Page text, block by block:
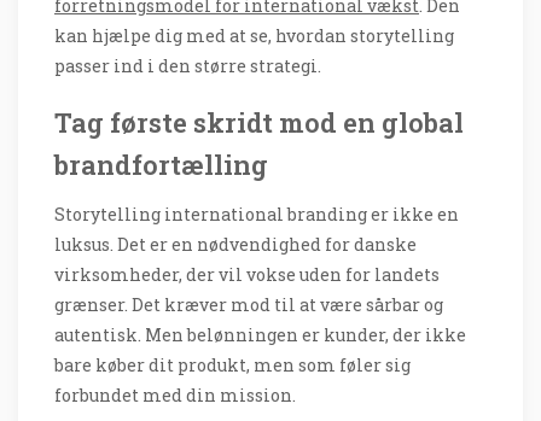
forretningsmodel for international vækst . Den
kan hjælpe dig med at se, hvordan storytelling
passer ind i den større strategi.
Tag første skridt mod en global
brandfortælling
Storytelling international branding er ikke en
luksus. Det er en nødvendighed for danske
virksomheder, der vil vokse uden for landets
grænser. Det kræver mod til at være sårbar og
autentisk. Men belønningen er kunder, der ikke
bare køber dit produkt, men som føler sig
forbundet med din mission.